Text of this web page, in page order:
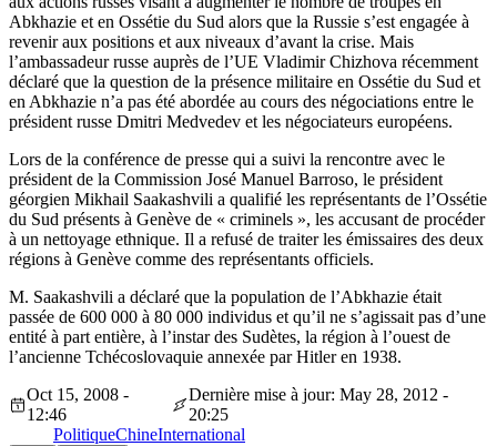
Abkhazie et en Ossétie du Sud alors que la Russie s’est engagée à
revenir aux positions et aux niveaux d’avant la crise. Mais
l’ambassadeur russe auprès de l’UE Vladimir Chizhova récemment
déclaré que la question de la présence militaire en Ossétie du Sud et
en Abkhazie n’a pas été abordée au cours des négociations entre le
président russe Dmitri Medvedev et les négociateurs européens.
Lors de la conférence de presse qui a suivi la rencontre avec le
président de la Commission José Manuel Barroso, le président
géorgien Mikhail Saakashvili a qualifié les représentants de l’Ossétie
du Sud présents à Genève de « criminels », les accusant de procéder
à un nettoyage ethnique. Il a refusé de traiter les émissaires des deux
régions à Genève comme des représentants officiels.
M. Saakashvili a déclaré que la population de l’Abkhazie était
passée de 600 000 à 80 000 individus et qu’il ne s’agissait pas d’une
entité à part entière, à l’instar des Sudètes, la région à l’ouest de
l’ancienne Tchécoslovaquie annexée par Hitler en 1938.
Oct 15, 2008 -
12:46
Dernière mise à jour: May 28, 2012 -
20:25
PolitiqueChineInternational